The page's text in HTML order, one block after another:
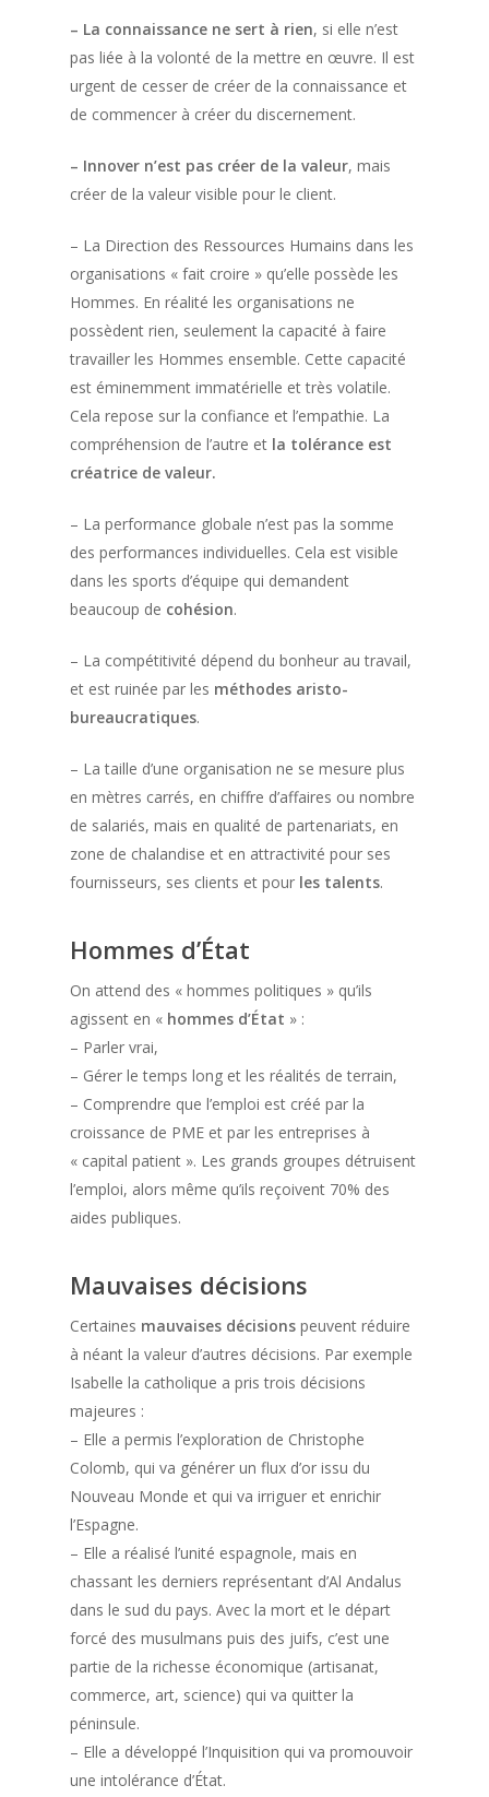
– La connaissance ne sert à rien, si elle n’est
pas liée à la volonté de la mettre en œuvre. Il est
urgent de cesser de créer de la connaissance et
de commencer à créer du discernement.
– Innover n’est pas créer de la valeur, mais
créer de la valeur visible pour le client.
– La Direction des Ressources Humains dans les
organisations « fait croire » qu’elle possède les
Hommes. En réalité les organisations ne
possèdent rien, seulement la capacité à faire
travailler les Hommes ensemble. Cette capacité
est éminemment immatérielle et très volatile.
Cela repose sur la confiance et l’empathie. La
compréhension de l’autre et la tolérance est
créatrice de valeur.
– La performance globale n’est pas la somme
des performances individuelles. Cela est visible
dans les sports d’équipe qui demandent
beaucoup de cohésion.
– La compétitivité dépend du bonheur au travail,
et est ruinée par les méthodes aristo-
bureaucratiques.
– La taille d’une organisation ne se mesure plus
en mètres carrés, en chiffre d’affaires ou nombre
de salariés, mais en qualité de partenariats, en
zone de chalandise et en attractivité pour ses
fournisseurs, ses clients et pour les talents.
Hommes d’État
On attend des « hommes politiques » qu’ils
agissent en « hommes d’État » :
– Parler vrai,
– Gérer le temps long et les réalités de terrain,
– Comprendre que l’emploi est créé par la
croissance de PME et par les entreprises à
« capital patient ». Les grands groupes détruisent
l’emploi, alors même qu’ils reçoivent 70% des
aides publiques.
Mauvaises décisions
Certaines mauvaises décisions peuvent réduire
à néant la valeur d’autres décisions. Par exemple
Isabelle la catholique a pris trois décisions
majeures :
– Elle a permis l’exploration de Christophe
Colomb, qui va générer un flux d’or issu du
Nouveau Monde et qui va irriguer et enrichir
l’Espagne.
– Elle a réalisé l’unité espagnole, mais en
chassant les derniers représentant d’Al Andalus
dans le sud du pays. Avec la mort et le départ
forcé des musulmans puis des juifs, c’est une
partie de la richesse économique (artisanat,
commerce, art, science) qui va quitter la
péninsule.
– Elle a développé l’Inquisition qui va promouvoir
une intolérance d’État.